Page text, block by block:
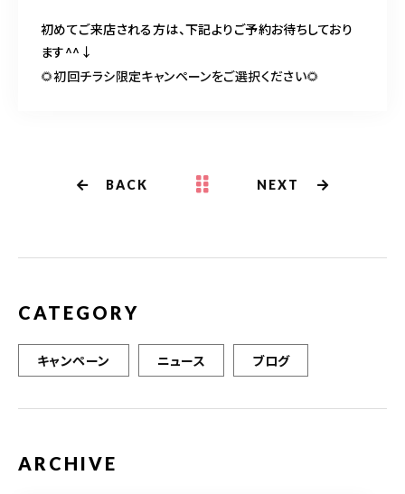
初めてご来店される方は、下記よりご予約お待ちしており
ます^^↓
🌻初回チラシ限定キャンペーンをご選択ください🌻
BACK NEXT
CATEGORY
キャンペーン ニュース ブログ
ARCHIVE